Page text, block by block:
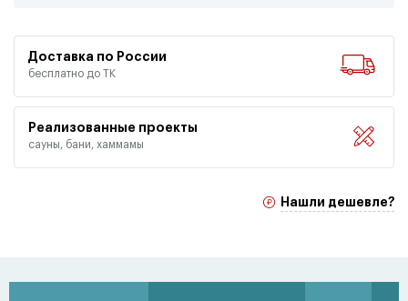
Доставка по России
бесплатно до ТК
Реализованные проекты
сауны, бани, хаммамы
Нашли дешевле?